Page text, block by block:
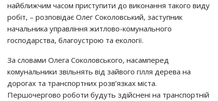
найближчим часом приступити до виконання такого виду
робіт, – розповідає Олег Соколовський, заступник
начальника управління житлово-комунального
господарства, благоустрою та екології.
За словами Олега Соколовського, насамперед
комунальники звільнять від зайвого гілля дерева на
дорогах та транспортних розв’язках міста.
Першочергово роботи будуть здійснені на транспортній